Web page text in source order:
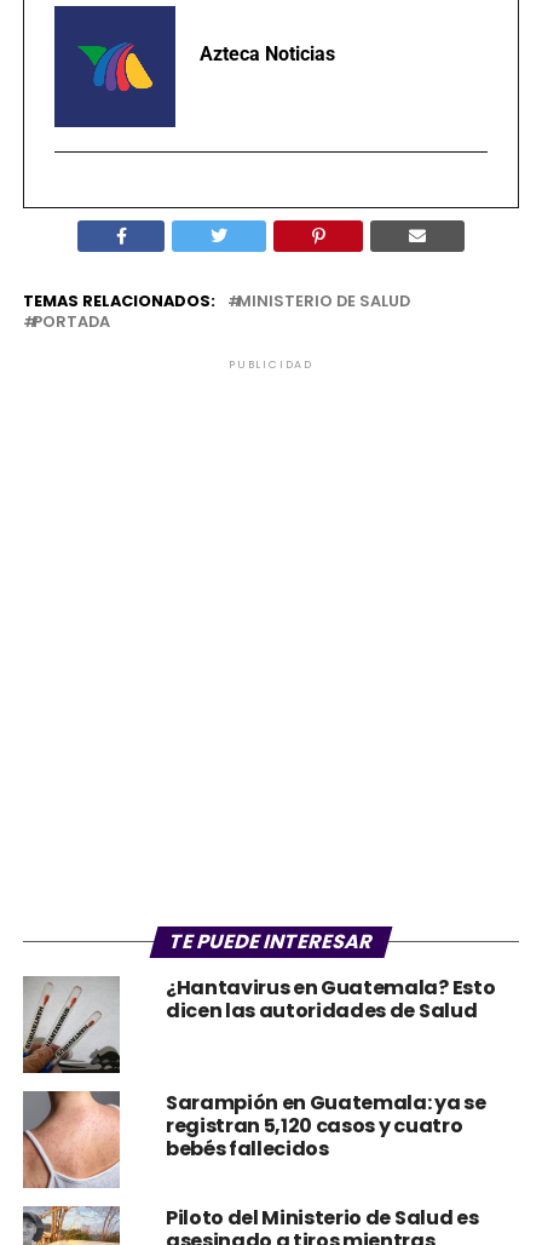
Azteca Noticias
TEMAS RELACIONADOS:
MINISTERIO DE SALUD
PORTADA
PUBLICIDAD
TE PUEDE INTERESAR
¿Hantavirus en Guatemala? Esto
dicen las autoridades de Salud
Sarampión en Guatemala: ya se
registran 5,120 casos y cuatro
bebés fallecidos
Piloto del Ministerio de Salud es